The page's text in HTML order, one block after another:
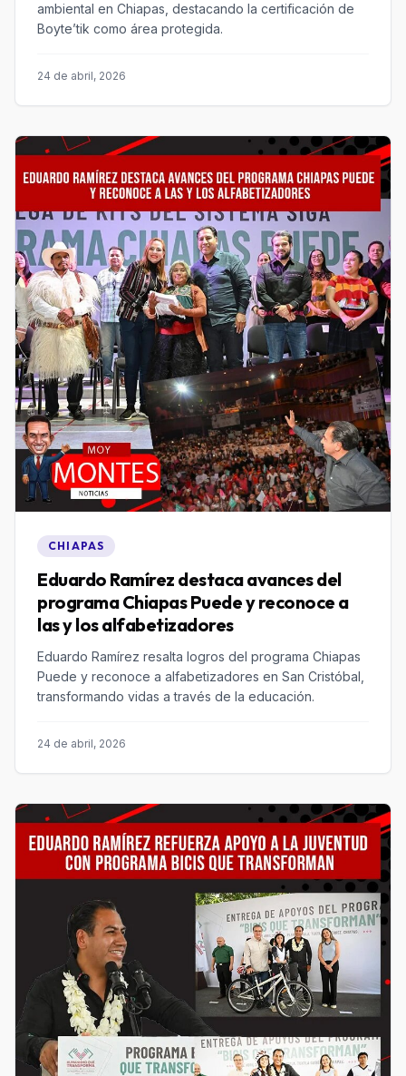
ambiental en Chiapas, destacando la certificación de
Boyte’tik como área protegida.
24 de abril, 2026
CHIAPAS
Eduardo Ramírez destaca avances del
programa Chiapas Puede y reconoce a
Eduardo Ramírez resalta logros del programa Chiapas
Puede y reconoce a alfabetizadores en San Cristóbal,
transformando vidas a través de la educación.
24 de abril, 2026